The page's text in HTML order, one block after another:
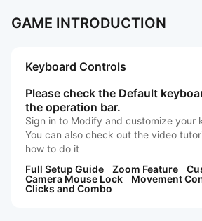
GAME INTRODUCTION
Keyboard Controls
Please check the Default
the operation bar.
Sign in to Modify and customize your
You can also check out the video
how to do it
Full Setup Guide
Zoom Feature
Camera Mouse Lock
Movement
Clicks and Combo